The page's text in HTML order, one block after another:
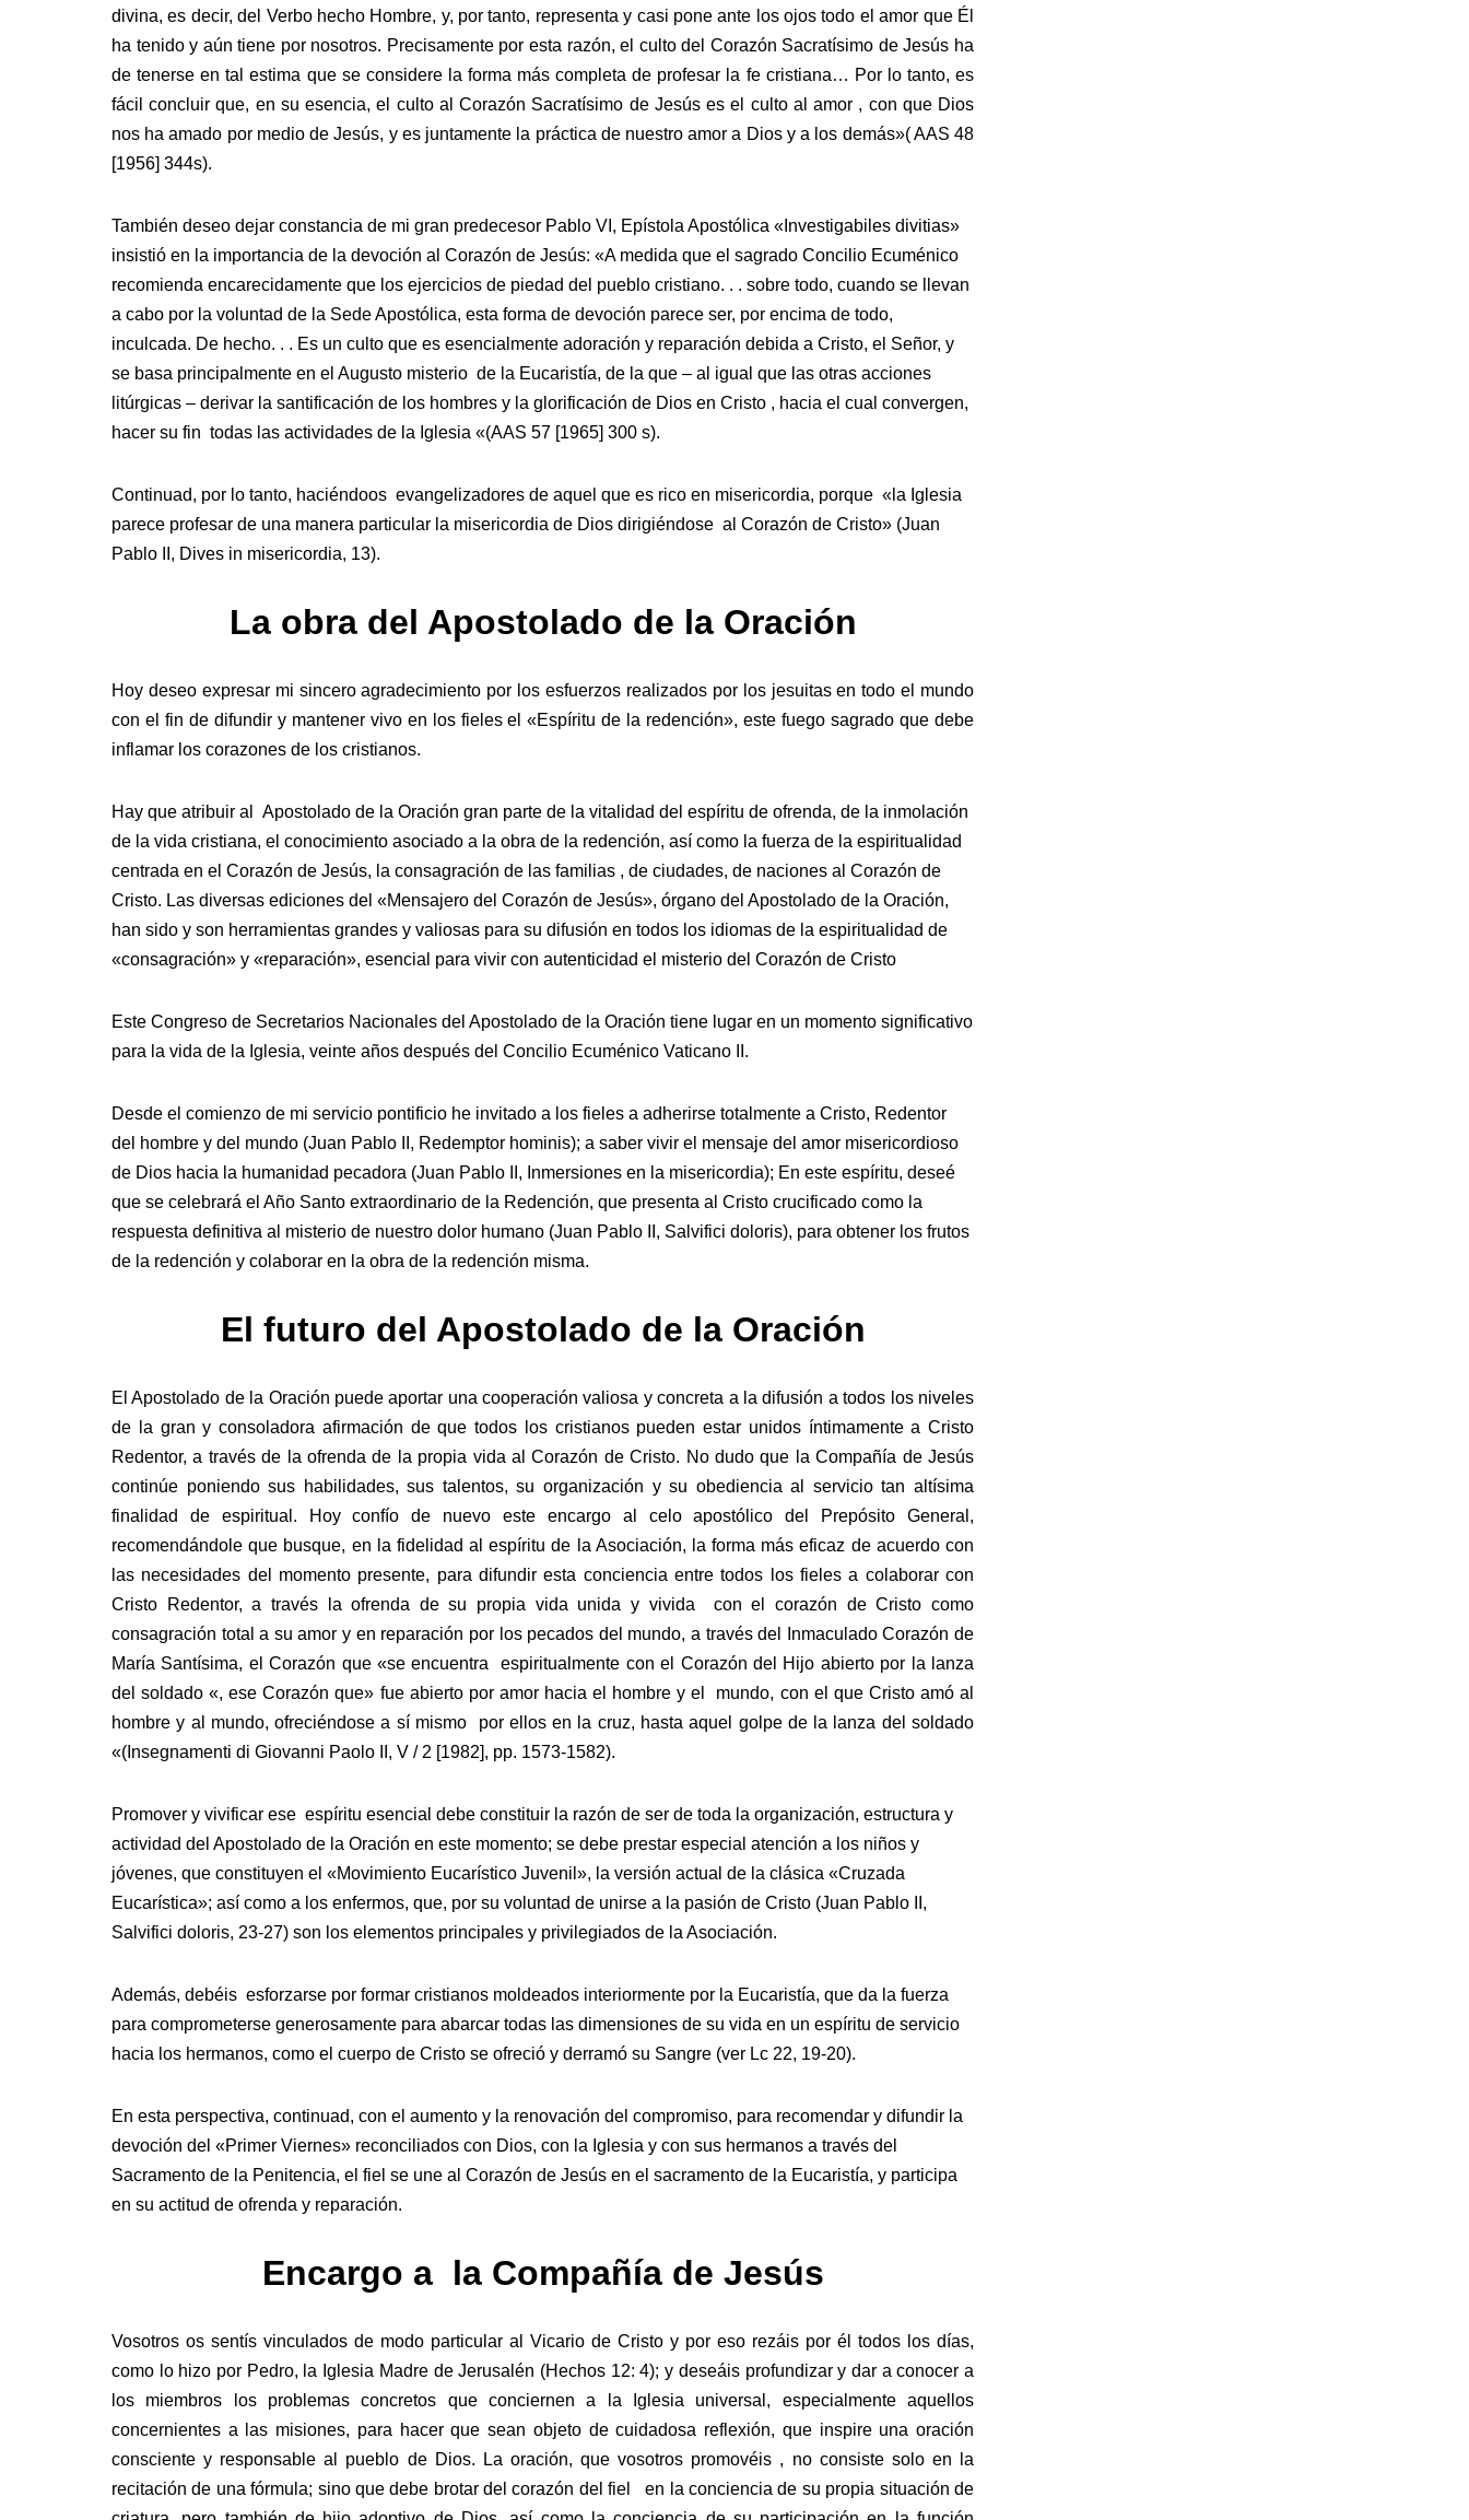
divina, es decir, del Verbo hecho Hombre, y, por tanto, representa y casi pone ante los ojos todo el amor que Él
ha tenido y aún tiene por nosotros. Precisamente por esta razón, el culto del Corazón Sacratísimo de Jesús ha
de tenerse en tal estima que se considere la forma más completa de profesar la fe cristiana… Por lo tanto, es
fácil concluir que, en su esencia, el culto al Corazón Sacratísimo de Jesús es el culto al amor , con que Dios
nos ha amado por medio de Jesús, y es juntamente la práctica de nuestro amor a Dios y a los demás»( AAS 48
[1956] 344s).
También deseo dejar constancia de mi gran predecesor Pablo VI, Epístola Apostólica «Investigabiles divitias»
insistió en la importancia de la devoción al Corazón de Jesús: «A medida que el sagrado Concilio Ecuménico
recomienda encarecidamente que los ejercicios de piedad del pueblo cristiano. . . sobre todo, cuando se llevan
a cabo por la voluntad de la Sede Apostólica, esta forma de devoción parece ser, por encima de todo,
inculcada. De hecho. . . Es un culto que es esencialmente adoración y reparación debida a Cristo, el Señor, y
se basa principalmente en el Augusto misterio de la Eucaristía, de la que – al igual que las otras acciones
litúrgicas – derivar la santificación de los hombres y la glorificación de Dios en Cristo , hacia el cual convergen,
hacer su fin todas las actividades de la Iglesia «(AAS 57 [1965] 300 s).
Continuad, por lo tanto, haciéndoos evangelizadores de aquel que es rico en misericordia, porque «la Iglesia
parece profesar de una manera particular la misericordia de Dios dirigiéndose al Corazón de Cristo» (Juan
Pablo II, Dives in misericordia, 13).
La obra del Apostolado de la Oración
Hoy deseo expresar mi sincero agradecimiento por los esfuerzos realizados por los jesuitas en todo el mundo
con el fin de difundir y mantener vivo en los fieles el «Espíritu de la redención», este fuego sagrado que debe
inflamar los corazones de los cristianos.
Hay que atribuir al Apostolado de la Oración gran parte de la vitalidad del espíritu de ofrenda, de la inmolación
de la vida cristiana, el conocimiento asociado a la obra de la redención, así como la fuerza de la espiritualidad
centrada en el Corazón de Jesús, la consagración de las familias , de ciudades, de naciones al Corazón de
Cristo. Las diversas ediciones del «Mensajero del Corazón de Jesús», órgano del Apostolado de la Oración,
han sido y son herramientas grandes y valiosas para su difusión en todos los idiomas de la espiritualidad de
«consagración» y «reparación», esencial para vivir con autenticidad el misterio del Corazón de Cristo
Este Congreso de Secretarios Nacionales del Apostolado de la Oración tiene lugar en un momento significativo
para la vida de la Iglesia, veinte años después del Concilio Ecuménico Vaticano II.
Desde el comienzo de mi servicio pontificio he invitado a los fieles a adherirse totalmente a Cristo, Redentor
del hombre y del mundo (Juan Pablo II, Redemptor hominis); a saber vivir el mensaje del amor misericordioso
de Dios hacia la humanidad pecadora (Juan Pablo II, Inmersiones en la misericordia); En este espíritu, deseé
que se celebrará el Año Santo extraordinario de la Redención, que presenta al Cristo crucificado como la
respuesta definitiva al misterio de nuestro dolor humano (Juan Pablo II, Salvifici doloris), para obtener los frutos
de la redención y colaborar en la obra de la redención misma.
El futuro del Apostolado de la Oración
El Apostolado de la Oración puede aportar una cooperación valiosa y concreta a la difusión a todos los niveles
de la gran y consoladora afirmación de que todos los cristianos pueden estar unidos íntimamente a Cristo
Redentor, a través de la ofrenda de la propia vida al Corazón de Cristo. No dudo que la Compañía de Jesús
continúe poniendo sus habilidades, sus talentos, su organización y su obediencia al servicio tan altísima
finalidad de espiritual. Hoy confío de nuevo este encargo al celo apostólico del Prepósito General,
recomendándole que busque, en la fidelidad al espíritu de la Asociación, la forma más eficaz de acuerdo con
las necesidades del momento presente, para difundir esta conciencia entre todos los fieles a colaborar con
Cristo Redentor, a través la ofrenda de su propia vida unida y vivida con el corazón de Cristo como
consagración total a su amor y en reparación por los pecados del mundo, a través del Inmaculado Corazón de
María Santísima, el Corazón que «se encuentra espiritualmente con el Corazón del Hijo abierto por la lanza
del soldado «, ese Corazón que» fue abierto por amor hacia el hombre y el mundo, con el que Cristo amó al
hombre y al mundo, ofreciéndose a sí mismo por ellos en la cruz, hasta aquel golpe de la lanza del soldado
«(Insegnamenti di Giovanni Paolo II, V / 2 [1982], pp. 1573-1582).
Promover y vivificar ese espíritu esencial debe constituir la razón de ser de toda la organización, estructura y
actividad del Apostolado de la Oración en este momento; se debe prestar especial atención a los niños y
jóvenes, que constituyen el «Movimiento Eucarístico Juvenil», la versión actual de la clásica «Cruzada
Eucarística»; así como a los enfermos, que, por su voluntad de unirse a la pasión de Cristo (Juan Pablo II,
Salvifici doloris, 23-27) son los elementos principales y privilegiados de la Asociación.
Además, debéis esforzarse por formar cristianos moldeados interiormente por la Eucaristía, que da la fuerza
para comprometerse generosamente para abarcar todas las dimensiones de su vida en un espíritu de servicio
hacia los hermanos, como el cuerpo de Cristo se ofreció y derramó su Sangre (ver Lc 22, 19-20).
En esta perspectiva, continuad, con el aumento y la renovación del compromiso, para recomendar y difundir la
devoción del «Primer Viernes» reconciliados con Dios, con la Iglesia y con sus hermanos a través del
Sacramento de la Penitencia, el fiel se une al Corazón de Jesús en el sacramento de la Eucaristía, y participa
en su actitud de ofrenda y reparación.
Encargo a la Compañía de Jesús
Vosotros os sentís vinculados de modo particular al Vicario de Cristo y por eso rezáis por él todos los días,
como lo hizo por Pedro, la Iglesia Madre de Jerusalén (Hechos 12: 4); y deseáis profundizar y dar a conocer a
los miembros los problemas concretos que conciernen a la Iglesia universal, especialmente aquellos
concernientes a las misiones, para hacer que sean objeto de cuidadosa reflexión, que inspire una oración
consciente y responsable al pueblo de Dios. La oración, que vosotros promovéis , no consiste solo en la
recitación de una fórmula; sino que debe brotar del corazón del fiel en la conciencia de su propia situación de